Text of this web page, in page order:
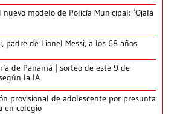
modelo de Policía Municipal: ‘Ojalá
padre de Lionel Messi, a los 68 años
de Panamá | sorteo de este 9 de
la IA
provisional de adolescente por presunta
en colegio